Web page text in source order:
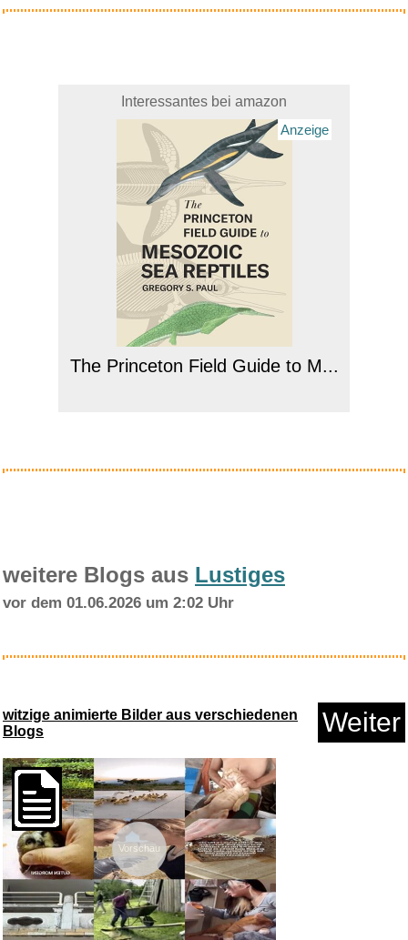
Interessantes bei amazon
Anzeige
The Princeton Field Guide to M...
weitere Blogs aus Lustiges
vor dem 01.06.2026 um 2:02 Uhr
witzige animierte Bilder aus verschiedenen
Blogs
Weiter
Vorschau